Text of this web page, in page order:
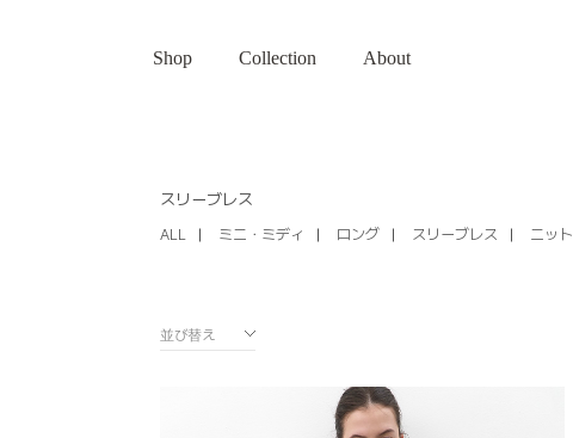
Shop Collection About
スリーブレス
ALL ミニ・ミディ ロング スリーブレス ニット
並び替え